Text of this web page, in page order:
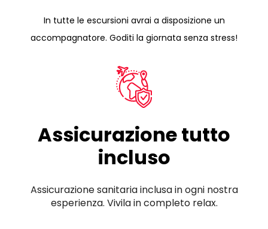
In tutte le escursioni avrai a disposizione un
accompagnatore. Goditi la giornata senza stress!
Assicurazione tutto
incluso
Assicurazione sanitaria inclusa in ogni nostra
esperienza. Vivila in completo relax.